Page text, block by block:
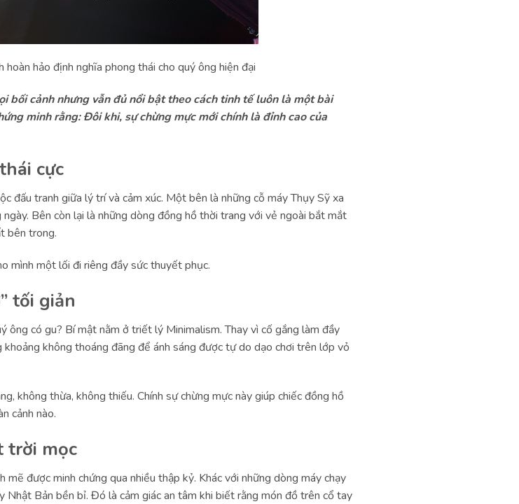
hảo định nghĩa phong thái cho quý ông hiện đại
bối cảnh nhưng vẫn đủ nổi bật theo cách tinh tế luôn là một bài
minh rằng: Đôi khi, sự chừng mực mới chính là đỉnh cao của
cực
đấu tranh giữa lý trí và cảm xúc. Một bên là những cỗ máy Thụy Sỹ xa
Bên còn lại là những dòng đồng hồ thời trang với vẻ ngoài bắt mắt
bên trong.
mình một lối đi riêng đầy sức thuyết phục.
tối giản
ông có gu? Bí mật nằm ở triết lý Minimalism. Thay vì cố gắng làm đầy
không thoáng đãng để ánh sáng được tự do dạo chơi trên lớp vỏ
không thừa, không thiếu. Chính sự chừng mực này giúp chiếc đồng hồ
cảnh nào.
trời mọc
mẽ được minh chứng qua nhiều thập kỷ. Khác với những dòng máy chạy
Bản bền bỉ. Đó là cảm giác an tâm khi biết rằng món đồ trên cổ tay